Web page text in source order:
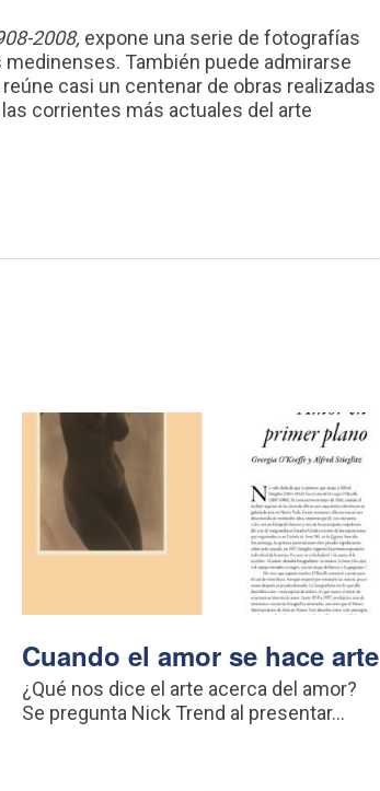
2008, expone una serie de fotografías
También puede admirarse
casi un centenar de obras realizadas
corrientes más actuales del arte
Cuando el amor se hace arte
¿Qué nos dice el arte acerca del amor?
Se pregunta Nick Trend al presentar...